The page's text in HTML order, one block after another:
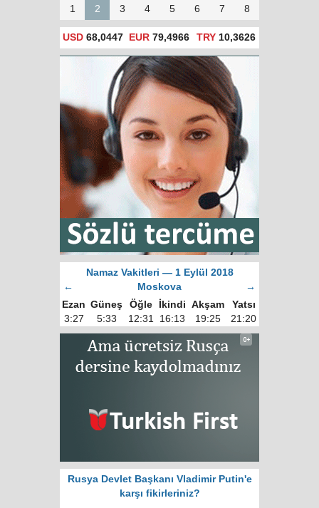
1 2 3 4 5 6 7 8
USD 68,0447 EUR 79,4966 TRY10,3626
Namaz Vakitleri — 1 Eylül 2018
←
Moskova
→
Ezan Güneş Öğle İkindi Akşam
Yatsı
3:27
5:33 12:31 16:13 19:25 21:20
Rusya Devlet Başkanı Vladimir Putin'e
karşı fikirleriniz?